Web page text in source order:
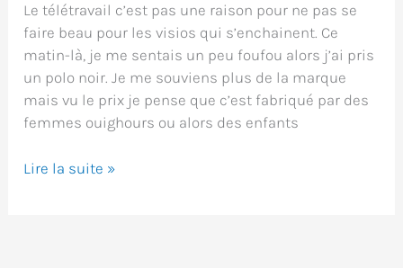
Le télétravail c’est pas une raison pour ne pas se
faire beau pour les visios qui s’enchainent. Ce
matin-là, je me sentais un peu foufou alors j’ai pris
un polo noir. Je me souviens plus de la marque
mais vu le prix je pense que c’est fabriqué par des
femmes ouighours ou alors des enfants
Un
Lire la suite »